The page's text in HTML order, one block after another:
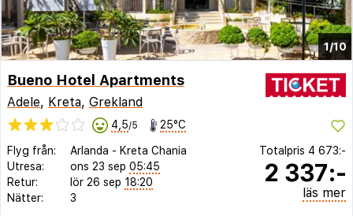
1/10
Bueno Hotel Apartments
Adele, Kreta, Grekland
4,5/5 25°C
Flyg från: Arlanda - Kreta Chania
Utresa:
ons 23 sep 05:45
Retur:
lör 26 sep 18:20
Nätter:
3
Totalpris 4 673:-
2 337:-
läs mer